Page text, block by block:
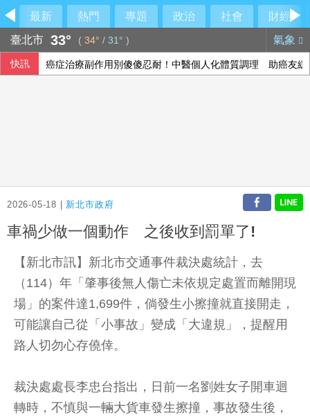
最新 熱門 專題 政治 社會
財經
臺北市 33° ( 34° / 31° ) 氣象
快訊 癌症治療副作用別傻傻忍耐！中醫個人化體質調理 助癌友緩
2026-05-18 | 新北市政府
車禍少做一個動作 之後收到罰單了!
【新北市訊】新北市交通事件裁決處統計，去
（114）年「肇事後無人傷亡未依規定處置而離開現
場」的案件達1,699件，倘發生小擦撞就直接開走，
可能讓自己從「小事故」變成「大違規」，提醒用
路人切勿心存僥倖。
裁決處處長李忠台指出，日前一名劉姓女子開車迴
轉時，不慎與一輛大貨車發生擦撞，事故發生後，